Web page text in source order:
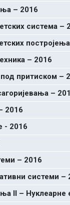
– 2016
система –
– 2016
притиском –
–
2016
- 2016
– 2016
системи –
II – Нуклеарне